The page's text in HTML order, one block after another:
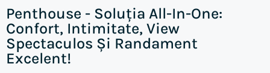
Penthouse - Soluția All-In-One:
Confort, Intimitate, View
Spectaculos Și Randament
Excelent!